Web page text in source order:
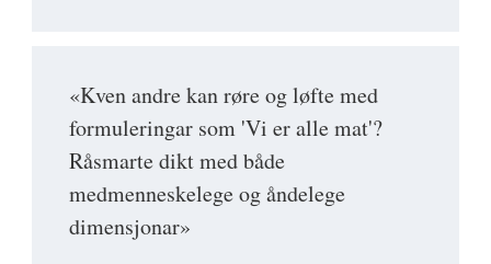
«Kven andre kan røre og løfte med
formuleringar som 'Vi er alle mat'?
Råsmarte dikt med både
medmenneskelege og åndelege
dimensjonar»